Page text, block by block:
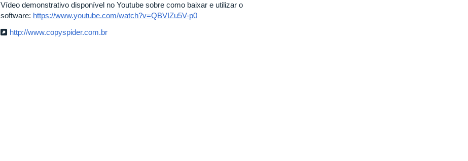
Vídeo demonstrativo disponível no Youtube sobre como baixar e utilizar o
software: https://www.youtube.com/watch?v=QBVIZu5V-p0
http://www.copyspider.com.br